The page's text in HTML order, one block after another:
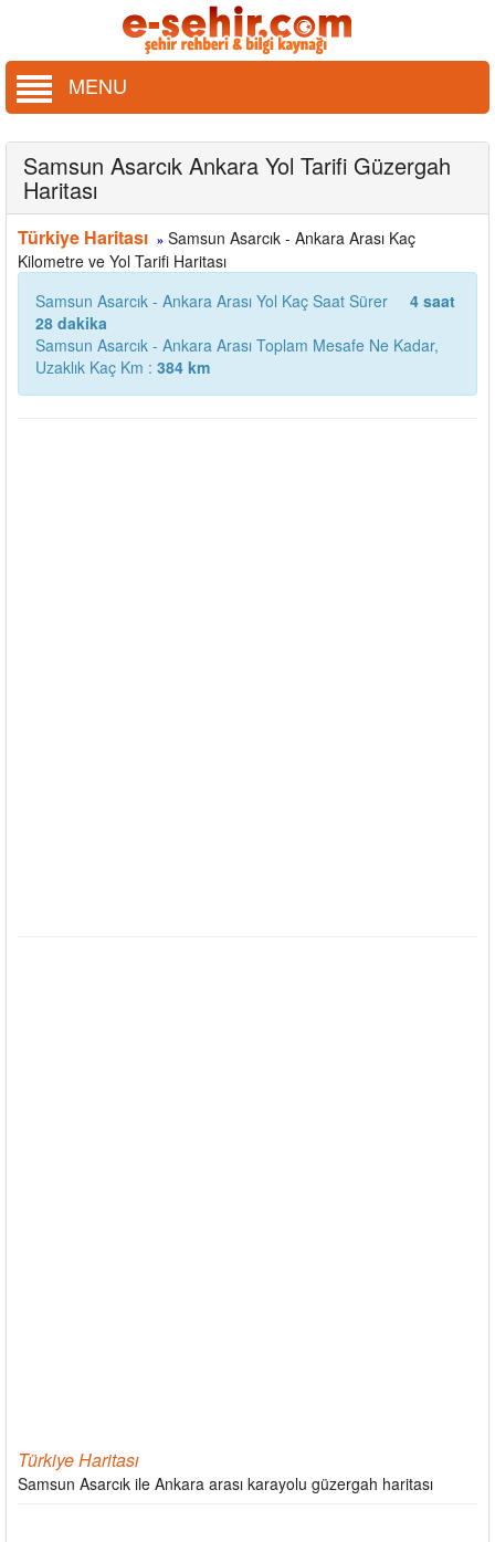
MENU
Samsun Asarcık Ankara Yol Tarifi Güzergah
Haritası
Türkiye Haritası » Samsun Asarcık - Ankara Arası Kaç
Kilometre ve Yol Tarifi Haritası
Samsun Asarcık - Ankara Arası Yol Kaç Saat Sürer
4 saat
28 dakika
Samsun Asarcık - Ankara Arası Toplam Mesafe Ne Kadar,
Uzaklık Kaç Km : 384 km
Türkiye Haritası
Samsun Asarcık ile Ankara arası karayolu güzergah haritası